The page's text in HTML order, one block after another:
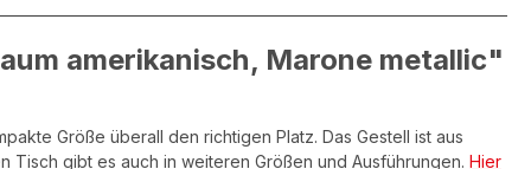
amerikanisch, Marone metallic"
Größe überall den richtigen Platz. Das Gestell ist aus
Tisch gibt es auch in weiteren Größen und Ausführungen. Hier